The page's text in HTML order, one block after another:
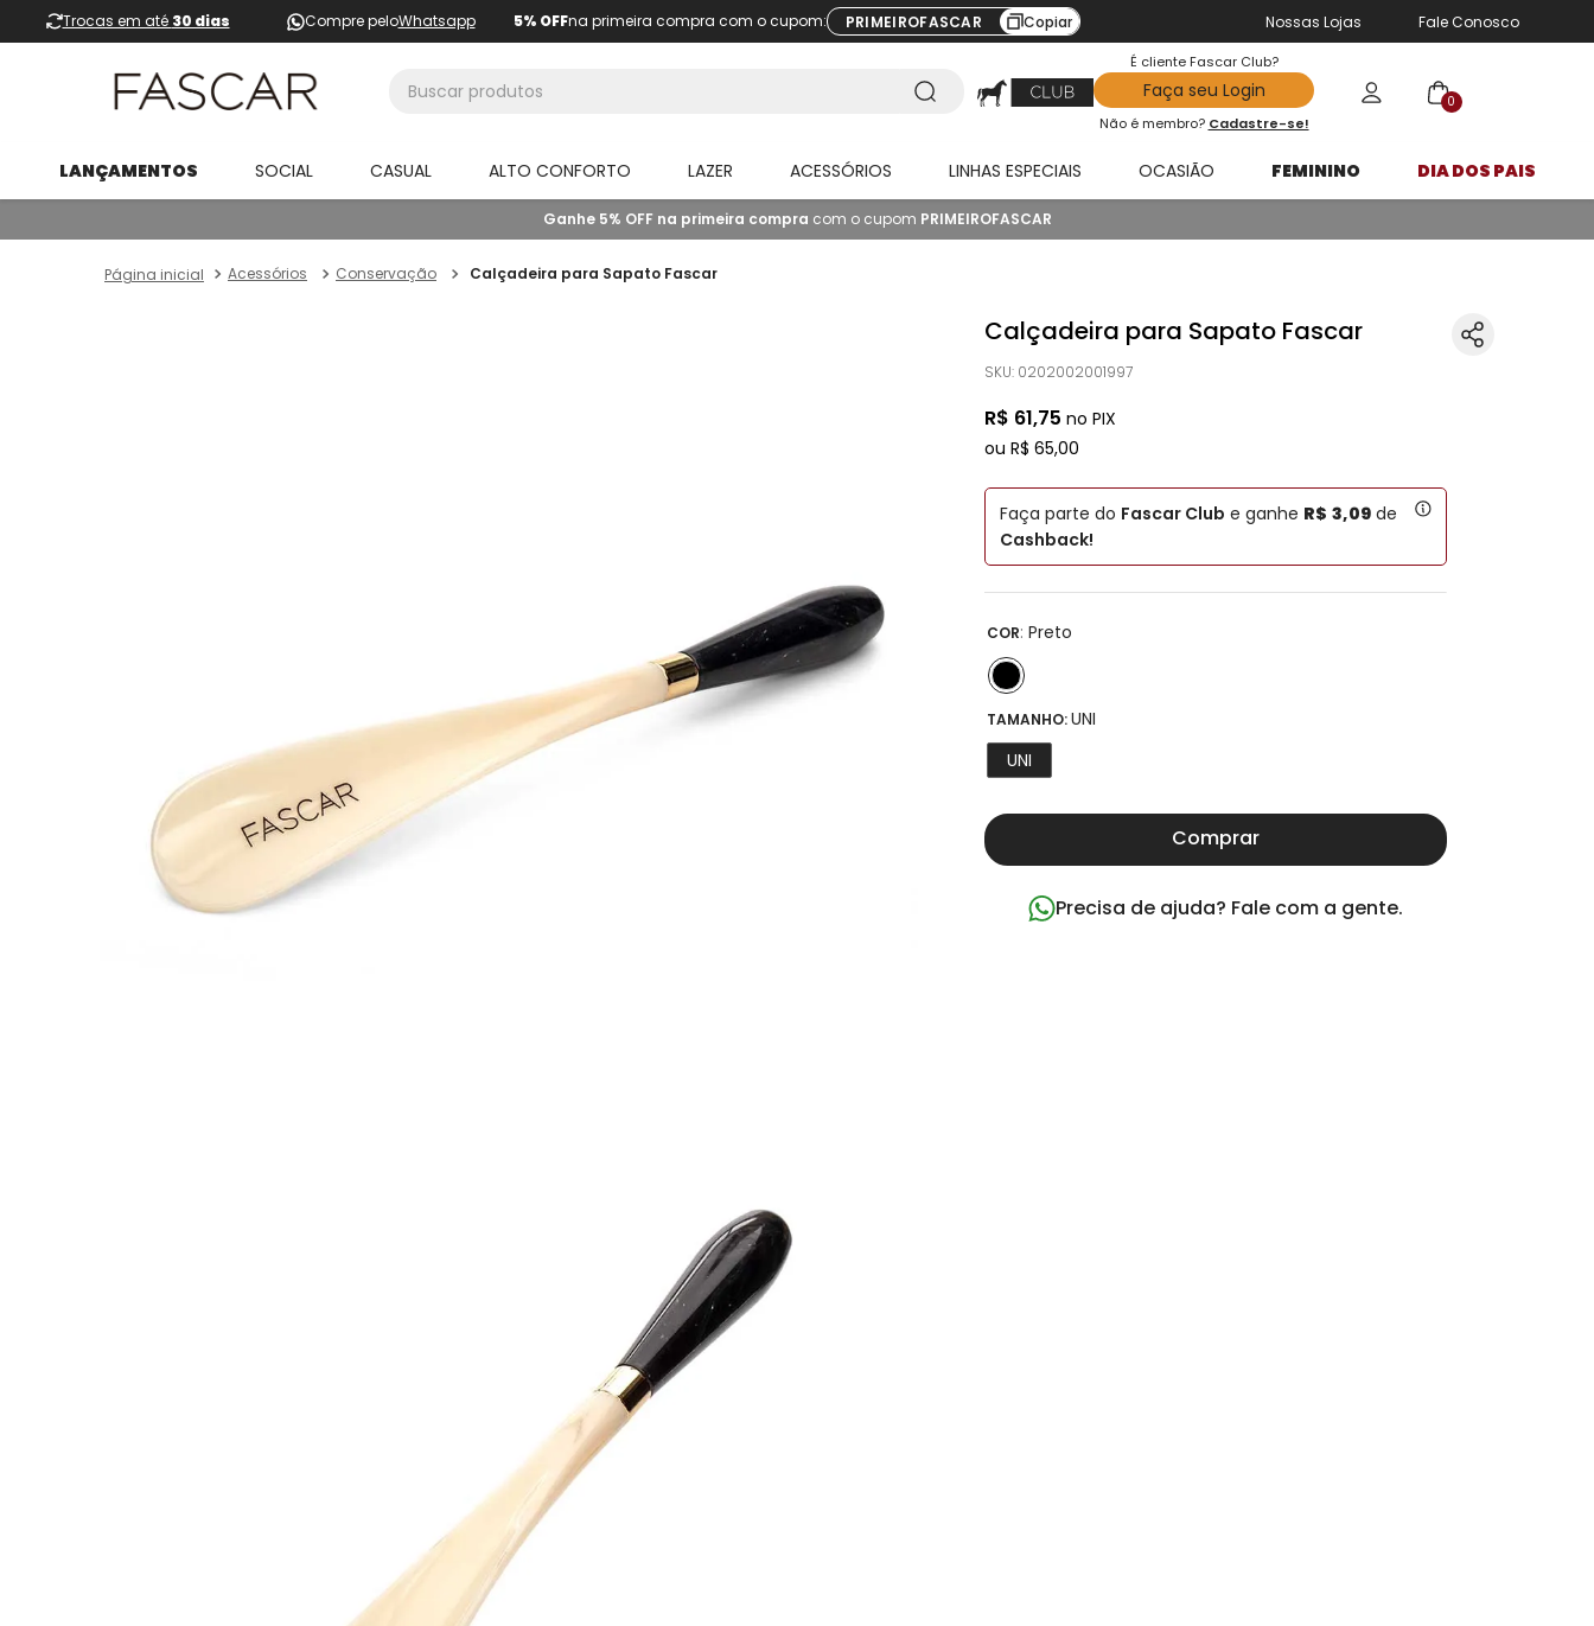
Trocas em até 30 dias Compre peloWhatsapp 5% OFFna primeira compra com o cupom: PRIMEIROFASCAR Copiar Nossas Lojas Fale Conosco
É cliente Fascar Club?
Faça seu Login
Não é membro? Cadastre-se!
0
LANÇAMENTOS SOCIAL CASUAL ALTO CONFORTO LAZER ACESSÓRIOS LINHAS ESPECIAIS OCASIÃO FEMININO DIA DOS PAIS
Ganhe 5% OFF na primeira compra com o cupom PRIMEIROFASCAR
Acessórios Conservação Calçadeira para Sapato Fascar
Calçadeira para Sapato Fascar
SKU: 0202002001997
R$ 61,75 no PIX
ou R$ 65,00
Faça parte do Fascar Club e ganhe R$ 3,09 de
Cashback!
COR: Preto
TAMANHO:UNI
UNI
Comprar
Precisa de ajuda? Fale com a gente.